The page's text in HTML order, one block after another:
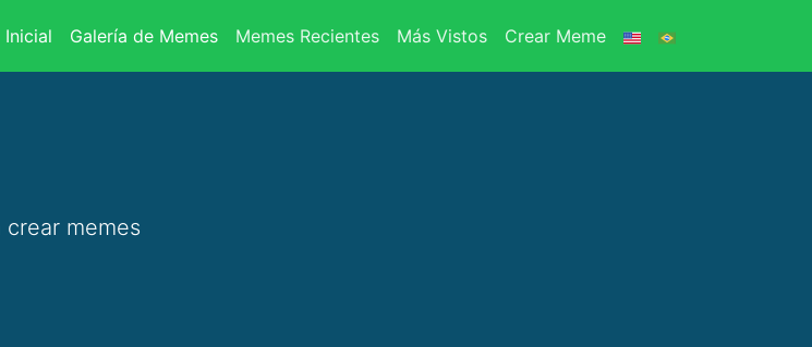
Inicial (current)
Galería de Memes Memes Recientes Más Vistos Crear Meme
memes